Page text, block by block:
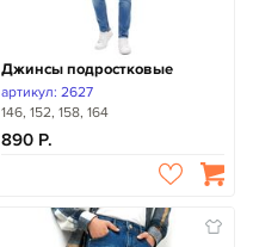
Джинсы подростковые
артикул: 2627
146, 152, 158, 164
890